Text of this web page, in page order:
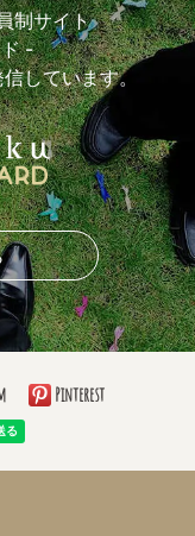
(7)
おすすめ花材(7)
ンド(4)
ルペン(8)
制サイト
-
しています。
Pinterest